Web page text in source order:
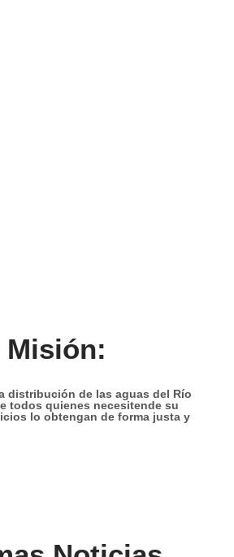
Misión:
distribución de las aguas del Río
todos quienes necesitende su
lo obtengan de forma justa y